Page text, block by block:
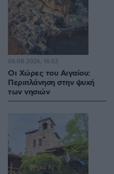
Οι Xώρες του Αιγαίου:
Περιπλάνηση στην ψυχή
των νησιών
06.08.2026, 16:53